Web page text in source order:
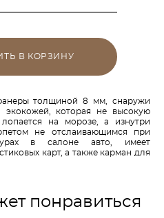
В КОРЗИНУ
толщиной 8 мм, снаружи
экокожей, которая не высокую
на морозе, а изнутри
не отслаивающимся при
в салоне авто, имеет
карт, а также карман для
понравиться